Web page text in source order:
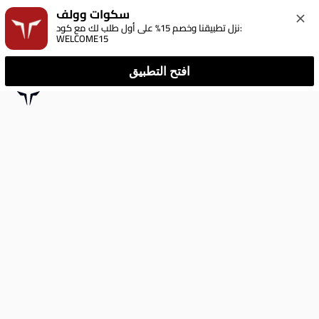
سكوات وولف
نزل تطبيقنا وخصم 15% على أول طلب لك مع كود:
WELCOME15
افتح التطبيق